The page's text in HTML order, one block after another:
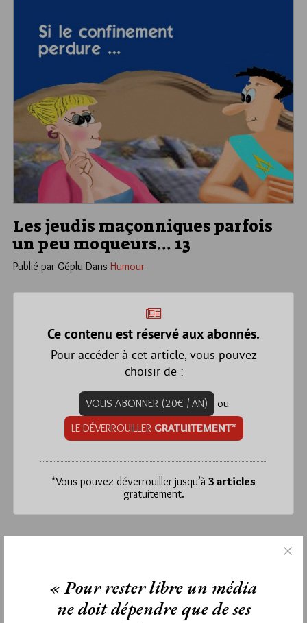
Les jeudis maçonniques parfois
un peu moqueurs… 13
Publié par Géplu Dans Humour
Ce contenu est réservé aux abonnés.
Pour accéder à cet article, vous pouvez
choisir de :
VOUS ABONNER (20€ / AN)
ou
LE DÉVERROUILLER GRATUITEMENT*
*Vous pouvez déverrouiller jusqu’à 3 articles
gratuitement.
Aucun commentaire
« Pour rester libre un média
ne doit dépendre que de ses